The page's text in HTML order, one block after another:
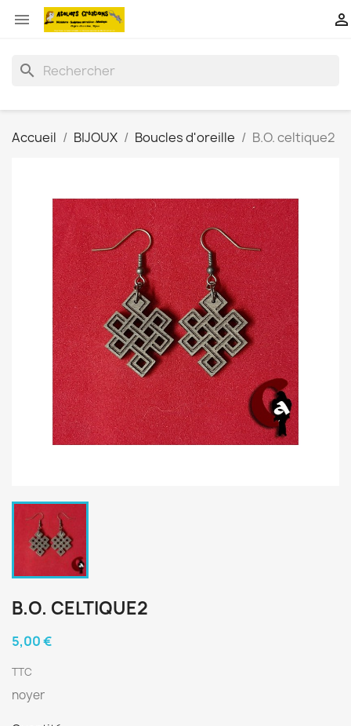
 
search
Accueil BIJOUX Boucles d'oreille B.O. celtique2
B.O. CELTIQUE2
5,00 €
TTC
noyer